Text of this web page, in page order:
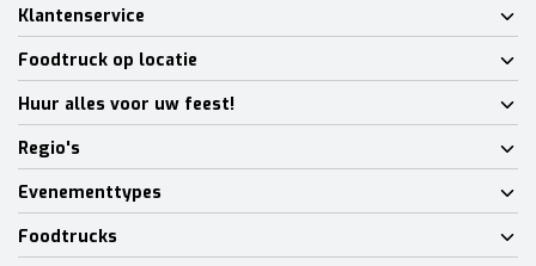
Klantenservice
Foodtruck op locatie
Huur alles voor uw feest!
Regio's
Evenementtypes
Foodtrucks